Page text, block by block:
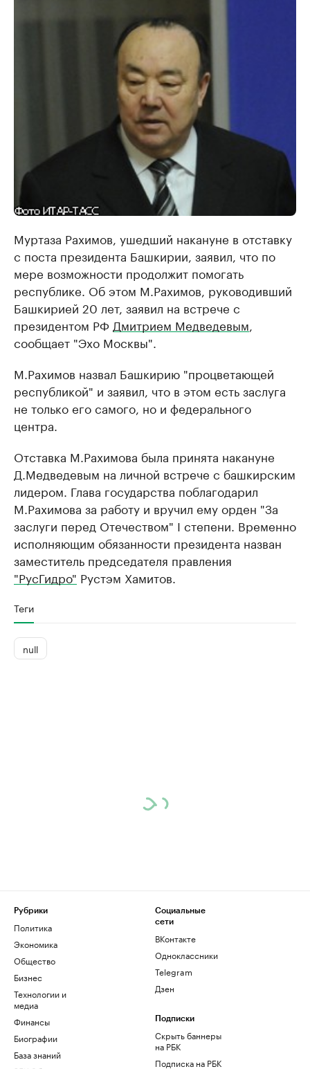
Муртаза Рахимов, ушедший накануне в отставку
с поста президента Башкирии, заявил, что по
мере возможности продолжит помогать
республике. Об этом М.Рахимов, руководивший
Башкирией 20 лет, заявил на встрече с
президентом РФ Дмитрием Медведевым,
сообщает "Эхо Москвы".
М.Рахимов назвал Башкирию "процветающей
республикой" и заявил, что в этом есть заслуга
не только его самого, но и федерального
центра.
Отставка М.Рахимова была принята накануне
Д.Медведевым на личной встрече с башкирским
лидером. Глава государства поблагодарил
М.Рахимова за работу и вручил ему орден "За
заслуги перед Отечеством" I степени. Временно
исполняющим обязанности президента назван
заместитель председателя правления
"РусГидро" Рустэм Хамитов.
Теги
null
Рубрики
Политика
Экономика
Общество
Бизнес
Технологии и
медиа
Финансы
Биографии
База знаний
Социальные
сети
ВКонтакте
Одноклассники
Telegram
Дзен
Подписки
Скрыть баннеры
на РБК
Подписка на РБК